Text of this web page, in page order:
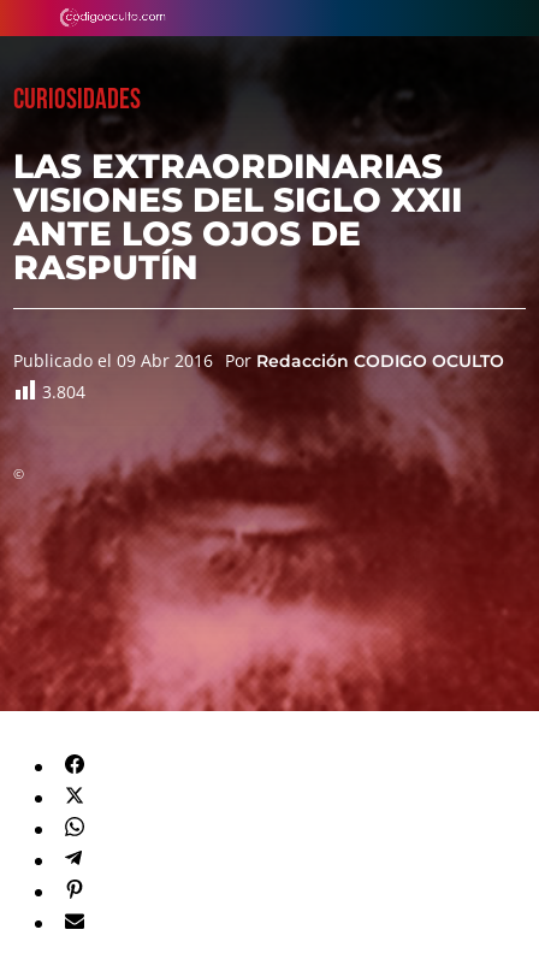
CURIOSIDADES
LAS EXTRAORDINARIAS
VISIONES DEL SIGLO XXII
ANTE LOS OJOS DE
RASPUTÍN
Publicado el 09 Abr 2016 Por Redacción CODIGO OCULTO
3.804
©